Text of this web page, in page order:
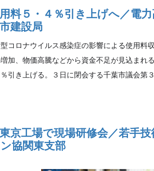
料５・４％引き上げへ／電
建設局
コロナウイルス感染症の影響による使用料
加、物価高騰などから資金不足が見込まれ
引き上げる。３日に閉会する千葉市議会第
京工場で現場研修会／若手
協関東支部